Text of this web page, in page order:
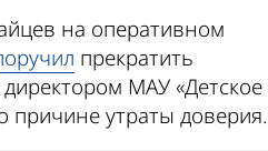
на оперативном
прекратить
МАУ «Детское
причине утраты доверия.